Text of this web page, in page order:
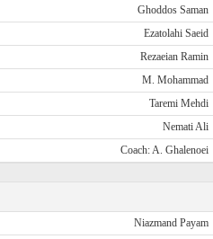
Ghoddos Saman
Ezatolahi Saeid
Rezaeian Ramin
M. Mohammad
Taremi Mehdi
Nemati Ali
Coach: A. Ghalenoei
Niazmand Payam